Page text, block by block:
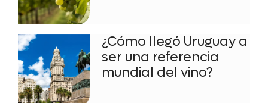
¿Cómo llegó Uruguay a
ser una referencia
mundial del vino?